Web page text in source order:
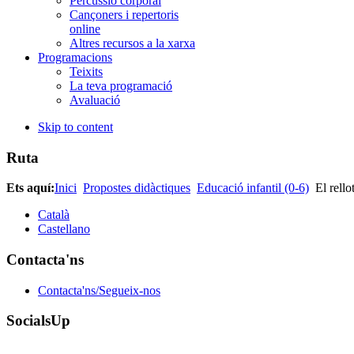
Cançoners i repertoris
online
Altres recursos a la xarxa
Programacions
Teixits
La teva programació
Avaluació
Skip to content
Ruta
Ets aquí:Inici Propostes didàctiques Educació infantil (0-6) El
Català
Castellano
Contacta'ns
Contacta'ns/Segueix-nos
SocialsUp